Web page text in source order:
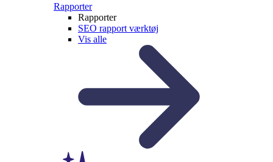
Rapporter
Rapporter
SEO rapport værktøj
Vis alle